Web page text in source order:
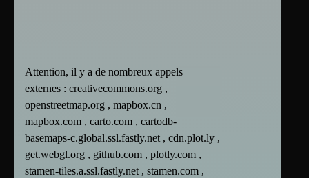
Attention, il y a de nombreux appels
externes : creativecommons.org ,
openstreetmap.org , mapbox.cn ,
mapbox.com , carto.com , cartodb-
basemaps-c.global.ssl.fastly.net , cdn.plot.ly ,
get.webgl.org , github.com , plotly.com ,
stamen-tiles.a.ssl.fastly.net , stamen.com ,